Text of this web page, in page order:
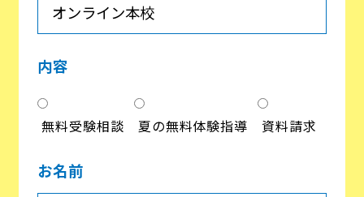
内容
無料受験相談 夏の無料体験指導 資料請求
お名前